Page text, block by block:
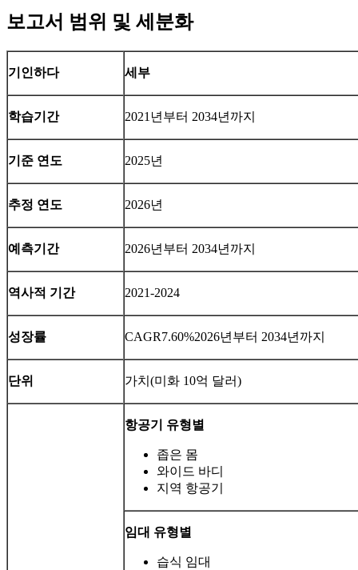
보고서 범위 및 세분화
기인하다 세부
학습기간 2021년부터 2034년까지
기준 연도 2025년
추정 연도 2026년
예측기간 2026년부터 2034년까지
역사적 기간 2021-2024
성장률 CAGR7.60%2026년부터 2034년까지
단위 가치(미화 10억 달러)
항공기 유형별
좁은 몸
와이드 바디
지역 항공기
임대 유형별
습식 임대